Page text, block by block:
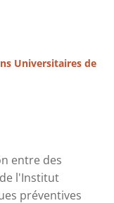
Universitaires de
entre des
l'Institut
préventives